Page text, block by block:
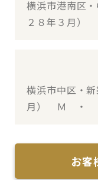
横浜市港南区
２８年３月
横浜市中区・
月） Ｍ ・
お客